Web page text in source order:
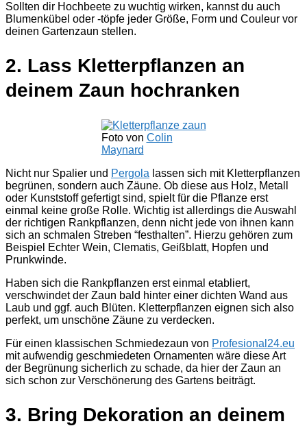
Sollten dir Hochbeete zu wuchtig wirken, kannst du auch
Blumenkübel oder -töpfe jeder Größe, Form und Couleur vor
deinen Gartenzaun stellen.
2. Lass Kletterpflanzen an
deinem Zaun hochranken
Foto von Colin
Maynard
Nicht nur Spalier und Pergola lassen sich mit Kletterpflanzen
begrünen, sondern auch Zäune. Ob diese aus Holz, Metall
oder Kunststoff gefertigt sind, spielt für die Pflanze erst
einmal keine große Rolle. Wichtig ist allerdings die Auswahl
der richtigen Rankpflanzen, denn nicht jede von ihnen kann
sich an schmalen Streben “festhalten”. Hierzu gehören zum
Beispiel Echter Wein, Clematis, Geißblatt, Hopfen und
Prunkwinde.
Haben sich die Rankpflanzen erst einmal etabliert,
verschwindet der Zaun bald hinter einer dichten Wand aus
Laub und ggf. auch Blüten. Kletterpflanzen eignen sich also
perfekt, um unschöne Zäune zu verdecken.
Für einen klassischen Schmiedezaun von Profesional24.eu
mit aufwendig geschmiedeten Ornamenten wäre diese Art
der Begrünung sicherlich zu schade, da hier der Zaun an
sich schon zur Verschönerung des Gartens beiträgt.
3. Bring Dekoration an deinem